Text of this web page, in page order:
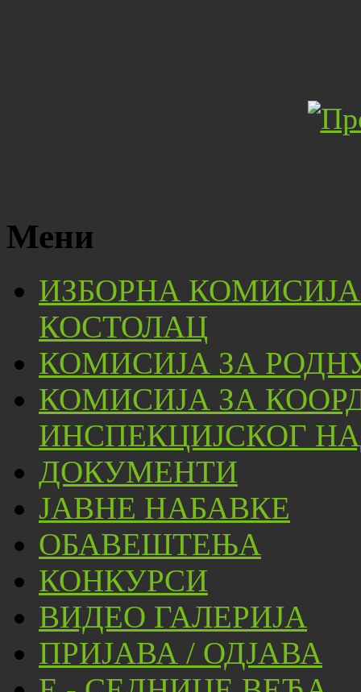
Мени
ИЗБОРНА
КОСТОЛАЦ
КОМИСИЈА ЗА
КОМИСИЈА ЗА
ИНСПЕКЦИЈСКОГ
ДОКУМЕНТИ
ЈАВНЕ НАБАВКЕ
ОБАВЕШТЕЊА
КОНКУРСИ
ВИДЕО ГАЛЕРИЈА
ПРИЈАВА / ОДЈАВА